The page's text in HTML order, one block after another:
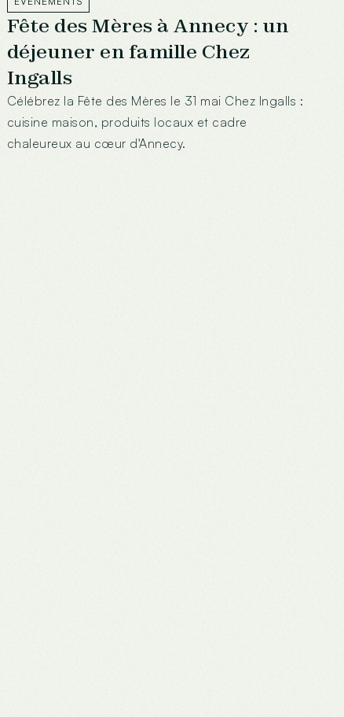
Fête des Mères à Annecy : un
déjeuner en famille Chez
Ingalls
Célébrez la Fête des Mères le 31 mai Chez Ingalls :
cuisine maison, produits locaux et cadre
chaleureux au cœur d'Annecy.